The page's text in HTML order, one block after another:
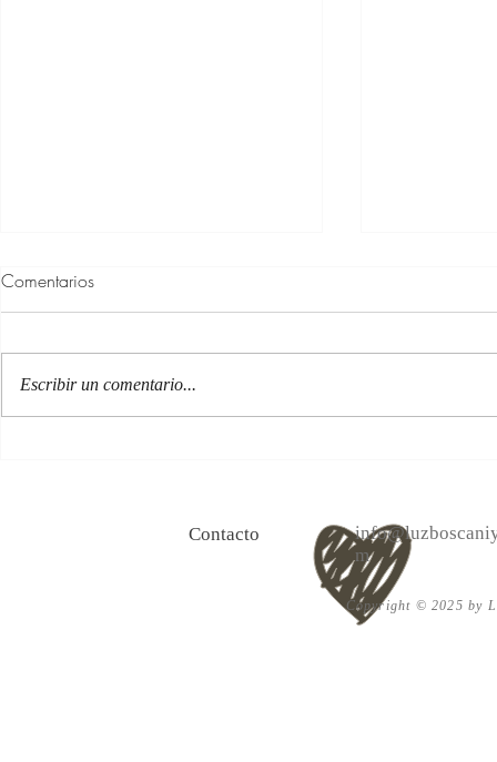
Comentarios
Escribir un comentario...
Contacto
m
Copyright © 2025 by